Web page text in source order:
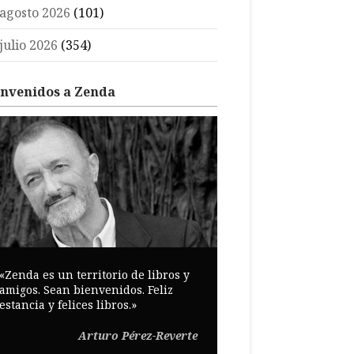
2026 (101)
2026 (354)
a Zenda
es un territorio de libros y
Sean bienvenidos. Feliz
y felices libros.»
Arturo Pérez-Reverte